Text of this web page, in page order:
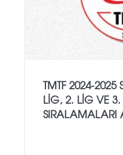
TMTF 2024-2025
LIG, 2. LIG VE
SIRALAMALARI